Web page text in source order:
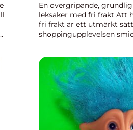
En overgripande,
leksaker med fri frakt Att
fri frakt är ett utmärkt
shoppingupplevelsen